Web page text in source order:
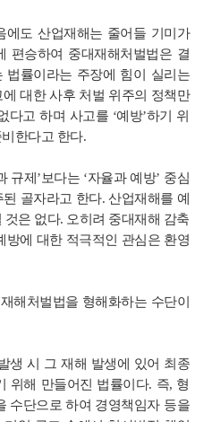
에도 산업재해는 줄어들 기미가
편승하여 중대재해처벌법은 결
법률이라는 주장에 힘이 실리는
대한 사후 처벌 위주의 정책만
고 하며 사고를 ‘예방’하기 위
한다고 한다.
규제’보다는 ‘자율과 예방’ 중심
골자라고 한다. 산업재해를 예
은 없다. 오히려 중대재해 감축
방에 대한 적극적인 관심은 환영
해처벌법을 형해화하는 수단이
생 시 그 재해 발생에 있어 최종
위해 만들어진 법률이다. 즉, 형
수단으로 하여 경영책임자 등을